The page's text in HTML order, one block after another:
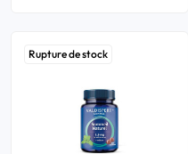
Rupture de stock